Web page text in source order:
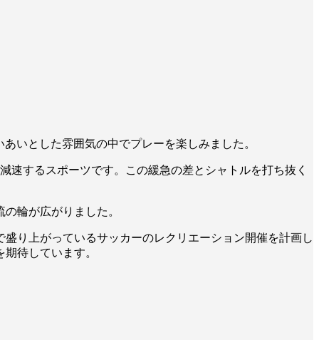
いとした雰囲気の中でプレーを楽しみました。
速するスポーツです。この緩急の差とシャトルを打ち抜く
輪が広がりました。
り上がっているサッカーのレクリエーション開催を計画し
待しています。